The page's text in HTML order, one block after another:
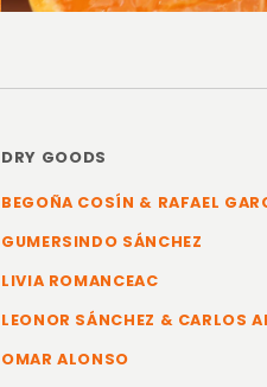
DRY GOODS
BEGOÑA COSÍN & RAFAEL
GUMERSINDO SÁNCHEZ
LIVIA ROMANCEAC
LEONOR SÁNCHEZ & CARLOS
OMAR ALONSO